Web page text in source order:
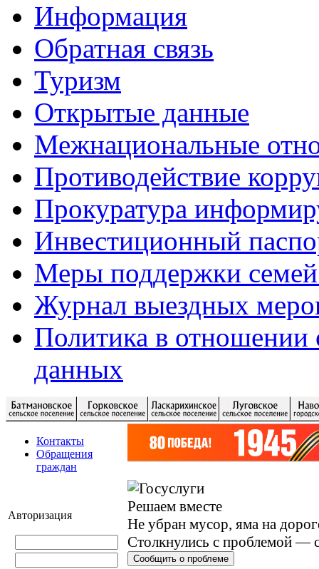
Информация
Обратная связь
Туризм
Открытые данные
Межнациональные
Противодействие
Прокуратура
Инвестиционный
Меры поддержки
Журнал выездных
Политика в отношении
данных
Контакты
Обращения
граждан
Авторизация
Решаем вместе
Не убран мусор, яма на
Столкнулись с проблемой —
Сообщить о проблеме